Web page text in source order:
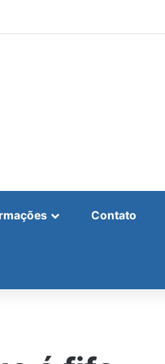
Contato